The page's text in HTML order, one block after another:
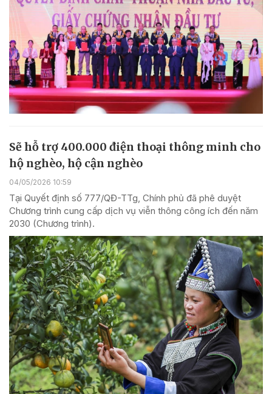
Sẽ hỗ trợ 400.000 điện thoại thông minh cho
hộ nghèo, hộ cận nghèo
04/05/2026 10:59
Tại Quyết định số 777/QĐ-TTg, Chính phủ đã phê duyệt
Chương trình cung cấp dịch vụ viễn thông công ích đến năm
2030 (Chương trình).